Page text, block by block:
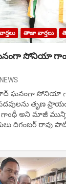
తాజా వార్తలు
ఘ‌నంగా సోనియా
ఘ‌నంగా సోనియా
తృణ
అని మాజీ
దిగంబ‌ర్ రావు